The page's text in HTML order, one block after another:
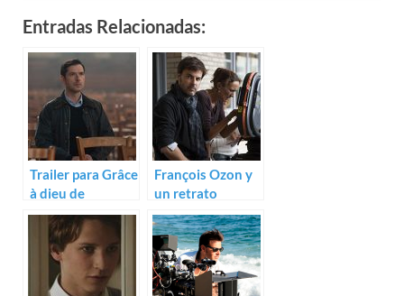
Entradas Relacionadas:
Trailer para Grâce
à dieu de
François Ozon
François Ozon y
un retrato
masculino en
Alexandre